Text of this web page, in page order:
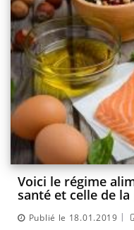
Voici le régime
santé et celle de
Publié le 18.01.2019 |